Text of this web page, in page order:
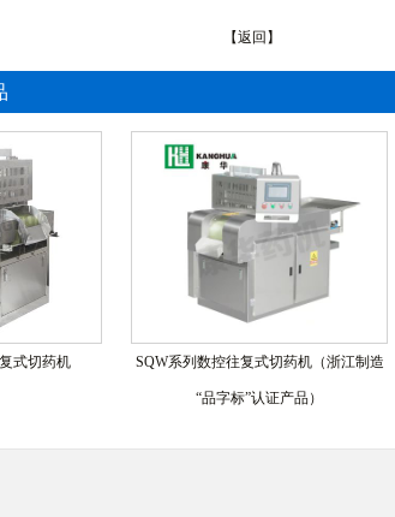
【返回】
式切药机 SQW系列数控往复式切药机（浙江制造
“品字标”认证产品）